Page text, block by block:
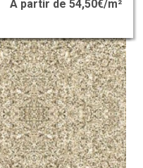
A partir de 54,50€/m²